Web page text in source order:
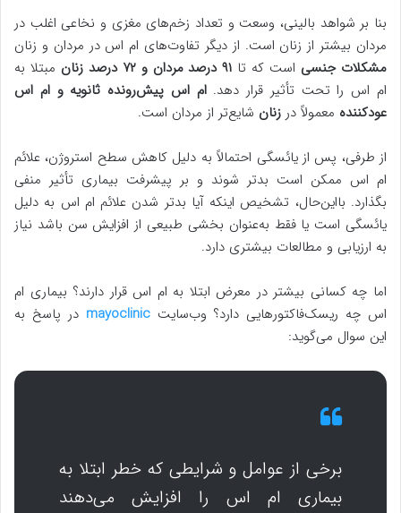
بنا بر شواهد بالینی، وسعت و تعداد زخم‌های مغزی و نخاعی اغلب در
مردان بیشتر از زنان است. از دیگر تفاوت‌های ام اس در مردان و زنان
مشکلات جنسی است که تا ۹۱ درصد مردان و ۷۲ درصد زنان
مبتلا به
ام اس را تحت تأثیر قرار دهد.ام اس پیش‌رونده ثانویه و ام اس
عودکننده معمولاً در زنان شایع‌تر از مردان است.
از طرفی، پس از یائسگی احتمالاً به دلیل کاهش سطح استروژن، علائم
ام اس ممکن است بدتر شوند و بر پیشرفت بیماری تأثیر منفی
بگذارد. بااین‌حال، تشخیص اینکه آیا بدتر شدن علائم ام اس به دلیل
یائسگی است یا فقط به‌عنوان بخشی طبیعی از افزایش سن باشد نیاز
به ارزیابی و مطالعات بیشتری دارد.
اما چه کسانی بیشتر در معرض ابتلا به ام اس قرار دارند؟ بیماری ام
اس چه ریسک‌فاکتورهایی دارد؟ وب‌سایتmayoclinic در پاسخ به
این سوال می‌گوید:
برخی از عوامل و شرایطی که خطر ابتلا به
بیماری ام اس را افزایش می‌دهند